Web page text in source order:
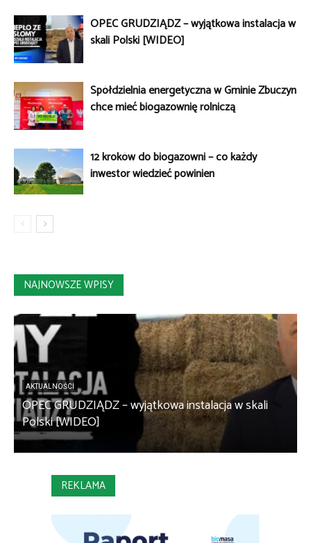
OPEC GRUDZIĄDZ – wyjątkowa instalacja w
skali Polski [WIDEO]
Spółdzielnia energetyczna w Gminie Zbuczyn
chce mieć biogazownię rolniczą
12 kroków do biogazowni – co każdy
inwestor wiedzieć powinien
NAJNOWSZE WPISY
AKTUALNOŚCI
OPEC GRUDZIĄDZ – wyjątkowa instalacja w skali
Polski [WIDEO]
REKLAMA